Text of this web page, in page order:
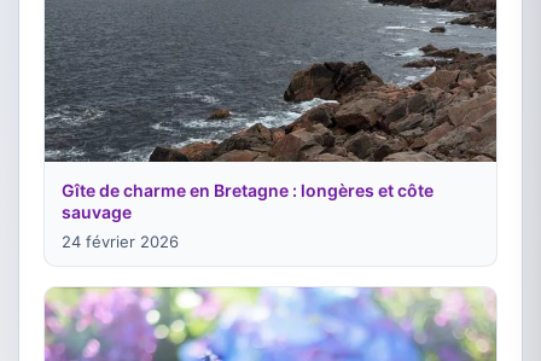
Gîte de charme en Bretagne : longères et côte
sauvage
24 février 2026